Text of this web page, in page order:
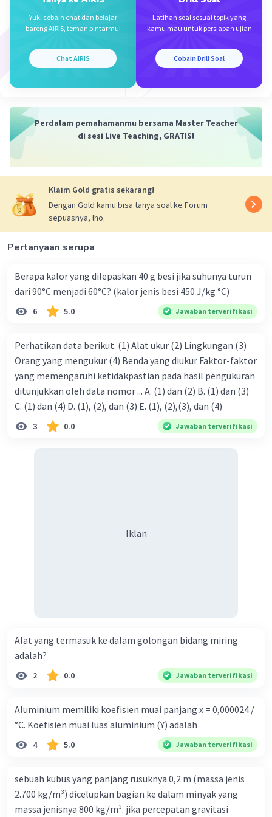
Melakukan eksperimen bisa di dalam
laboratorium, observasi langsung, atau
tabel data pengamatan sebelum melakukan
eskperimen agar memudahkan kamu untuk
mencatat data.
Yuk, cobain chat dan belajar
bareng AiRIS, teman pintarmu!
Chat AiRIS
Latihan soal sesuai topik yang
kamu mau untuk persiapan ujian
Cobain Drill Soal
Perdalam pemahamanmu bersama Master Teacher
di sesi Live Teaching, GRATIS!
Klaim Gold gratis sekarang!
Dengan Gold kamu bisa tanya soal ke Forum
sepuasnya, lho.
Pertanyaan serupa
Berapa kalor yang dilepaskan 40 g besi jika suhunya turun
dari 90°C menjadi 60°C? (kalor jenis besi 450 J/kg °C)
6 5.0 Jawaban terverifikasi
Perhatikan data berikut. (1) Alat ukur (2) Lingkungan (3)
Orang yang mengukur (4) Benda yang diukur Faktor-faktor
yang memengaruhi ketidakpastian pada hasil pengukuran
ditunjukkan oleh data nomor ... A. (1) dan (2) B. (1) dan (3)
C. (1) dan (4) D. (1), (2), dan (3) E. (1), (2),(3), dan (4)
3 0.0 Jawaban terverifikasi
Iklan
Alat yang termasuk ke dalam golongan bidang miring
adalah?
2 0.0 Jawaban terverifikasi
Aluminium memiliki koefisien muai panjang x = 0,000024 /
°C. Koefisien muai luas aluminium (Y) adalah
4 5.0 Jawaban terverifikasi
sebuah kubus yang panjang rusuknya 0,2 m (massa jenis
2.700 kg/m³) dicelupkan bagian ke dalam minyak yang
massa jenisnya 800 kg/m³. jika percepatan gravitasi